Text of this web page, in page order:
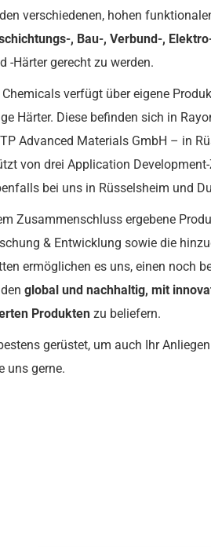
verschiedenen, hohen
, Bau-, Verbund-,
-Härter gerecht zu werden.
verfügt über eigene
Härter. Diese befinden sich in
Advanced Materials GmbH – in
von drei Application
bei uns in Rüsselsheim und
Zusammenschluss ergebene
& Entwicklung sowie die
ermöglichen es uns, einen noch
global und nachhaltig, mit
Produkten zu beliefern.
gerüstet, um auch Ihr
uns gerne.